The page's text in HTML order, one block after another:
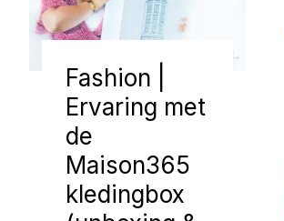
Fashion |
Ervaring met
de
Maison365
kledingbox